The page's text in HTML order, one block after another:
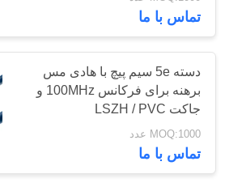
فرستنده و
فیبر نوری
30
تماس با ما
دسته 5e سیم پیچ با هادی مس
برهنه برای فرکانس 100MHz و
جاکت LSZH / PVC
MOQ:1000 عدد
تماس با ما